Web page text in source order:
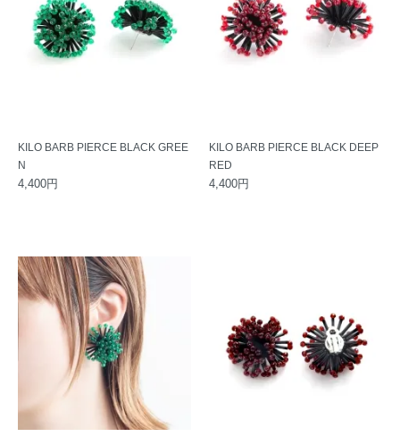
KILO BARB PIERCE BLACK GREE
N
4,400円
KILO BARB PIERCE BLACK DEEP
RED
4,400円